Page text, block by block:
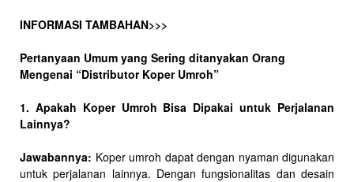
INFORMASI TAMBAHAN>>>
Pertanyaan Umum yang Sering ditanyakan Orang
Mengenai “Distributor Koper Umroh”
1. Apakah Koper Umroh Bisa Dipakai untuk Perjalanan
Lainnya?
Jawabannya: Koper umroh dapat dengan nyaman digunakan
untuk perjalanan lainnya. Dengan fungsionalitas dan desain